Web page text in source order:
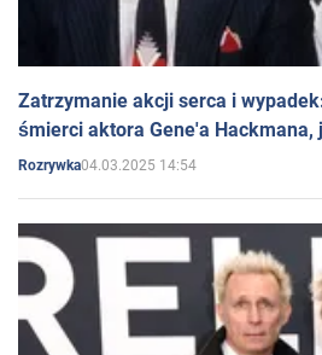
Zatrzymanie akcji serca i
śmierci aktora Gene'a Hackmana,
Rozrywka04.03.2025 14:54